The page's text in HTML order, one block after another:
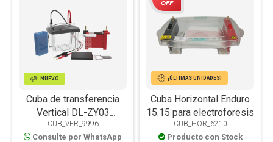
NUEVO
Cuba de transferencia
Vertical DL-ZY03
Western Blot
CUB_VER_9996
Consulte por WhatsApp
¡ÚLTIMAS UNIDADES!
OFF
Cuba Horizontal Enduro
15.15 para electroforesis
CUB_HOR_6210
Producto con Stock